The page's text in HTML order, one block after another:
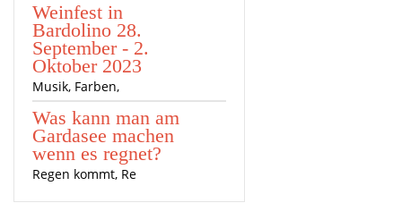
Weinfest in
Bardolino 28.
September - 2.
Oktober 2023
Musik, Farben,
Was kann man am
Gardasee machen
wenn es regnet?
Regen kommt, Re